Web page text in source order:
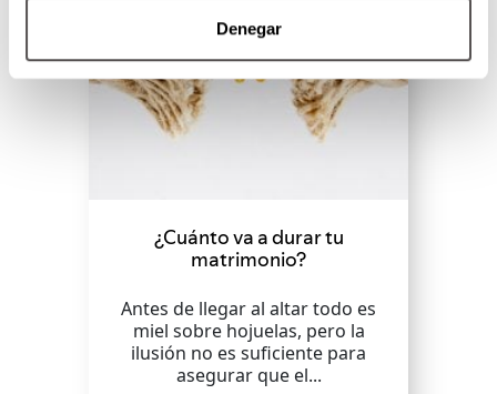
Denegar
¿Cuánto va a durar tu
matrimonio?
Antes de llegar al altar todo es
miel sobre hojuelas, pero la
ilusión no es suficiente para
asegurar que el...